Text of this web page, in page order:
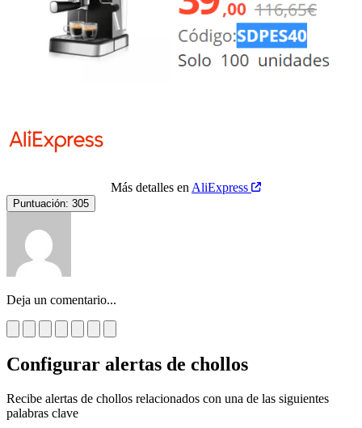
Más detalles en AliExpress
Puntuación: 305
Deja un comentario...
Configurar alertas de chollos
Recibe alertas de chollos relacionados con una de las siguientes
palabras clave